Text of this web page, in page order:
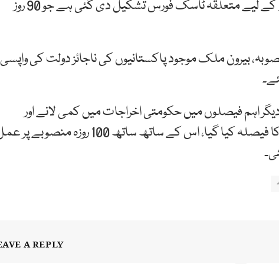
سنجیدہ ہے اور اس منصوبے کو تکمیل تک پہنچانے کے لیے متعلقہ ٹاسک فورس تشکیل دی گئی ہے جو 90 روز
میں بتایا کہ 10 بلین ٹری منصوبہ، بیرون ملک موجود پاکستانیوں کی ناجائز دولت کی واپسی
اہم فیصلوں میں حکومتی اخراجات میں کمی لانے اور
سادگی اختیار کرنے کے لیے بھی ٹاسک فورس بنانے کا فیصلہ کیا گیا، اس کے ساتھ ساتھ 100 روزہ
A REPLY